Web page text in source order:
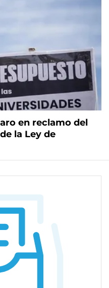
en reclamo del
la Ley de